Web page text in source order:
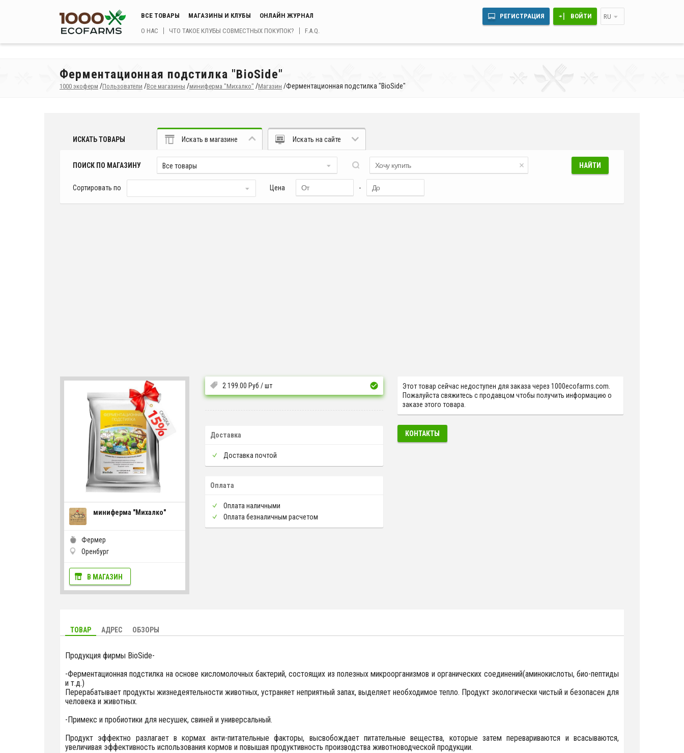
ВСЕ ТОВАРЫ МАГАЗИНЫ И КЛУБЫ
ОНЛАЙН ЖУРНАЛ
О НАС
ЧТО ТАКОЕ КЛУБЫ СОВМЕСТНЫХ ПОКУПОК? F.A.Q.
РЕГИСТРАЦИЯ ВОЙТИ RU
Ферментационная подстилка "BioSide"
1000 экоферм /Пользователи /Все магазины /миниферма "Михалко" /Магазин /Ферментационная подстилка "BioSide"
ИСКАТЬ ТОВАРЫ Искать в магазине Искать на сайте
ПОИСК ПО МАГАЗИНУ Все товары НАЙТИ
Сортировать по Цена -
миниферма "Михалко"
Фермер
Оренбург
В МАГАЗИН
2 199.00 Руб / шт
Доставка
Доставка почтой
Оплата
Оплата наличными
Оплата безналичным расчетом
Этот товар сейчас недоступен для заказа через 1000ecofarms.com.
Пожалуйста свяжитесь с продавцом чтобы получить информацию о
заказе этого товара.
КОНТАКТЫ
ТОВАР АДРЕС ОБЗОРЫ
Продукция фирмы BioSide-
-Ферментационная подстилка на основе кисломолочных бактерий, состоящих из полезных микроорганизмов и органических соединений(аминокислоты, био-пептиды
и т.д.)
Перерабатывает продукты жизнедеятельности животных, устраняет неприятный запах, выделяет необходимое тепло. Продукт экологически чистый и безопасен для
человека и животных.
-Примекс и пробиотики для несушек, свиней и универсальный.
Продукт эффектно разлагает в кормах анти-питательные факторы, высвобождает питательные вещества, которые затем перевариваются и всасываются,
увеличивая эффективность использования кормов и повышая продуктивность производства животноводческой продукции.